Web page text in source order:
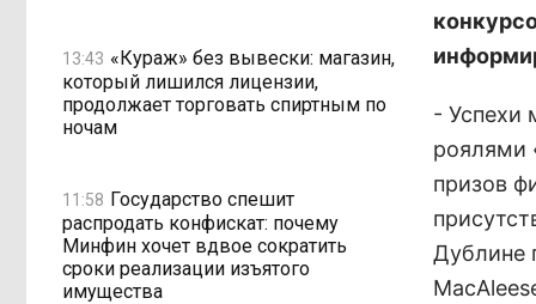
13:43 «Кураж» без вывески: магазин,
который лишился лицензии,
продолжает торговать спиртным по
ночам
11:58 Государство спешит
распродать конфискат: почему
Минфин хочет вдвое сократить
сроки реализации изъятого
имущества
- Успехи
роялями
призов
Дублине